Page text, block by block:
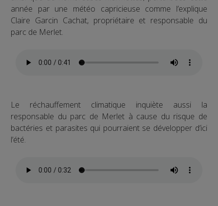
année par une météo capricieuse comme l’explique
Claire Garcin Cachat, propriétaire et responsable du
parc de Merlet.
Le réchauffement climatique inquiète aussi la
responsable du parc de Merlet à cause du risque de
bactéries et parasites qui pourraient se développer d’ici
l’été.